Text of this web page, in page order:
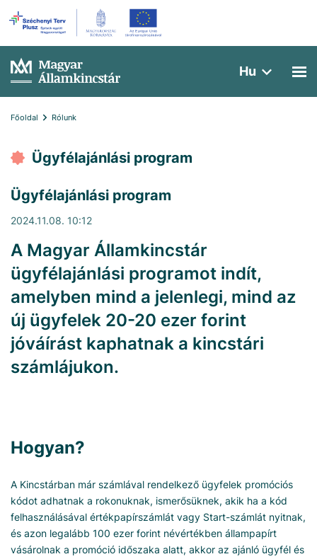
Hu
Főoldal Rólunk
Ügyfélajánlási program
Ügyfélajánlási program
2024.11.08. 10:12
A Magyar Államkincstár
ügyfélajánlási programot indít,
amelyben mind a jelenlegi, mind az
új ügyfelek 20-20 ezer forint
jóváírást kaphatnak a kincstári
számlájukon.
Hogyan?
A Kincstárban már számlával rendelkező ügyfelek promóciós
kódot adhatnak a rokonuknak, ismerősüknek, akik ha a kód
felhasználásával értékpapírszámlát vagy Start-számlát nyitnak,
és azon legalább 100 ezer forint névértékben állampapírt
vásárolnak a promóció időszaka alatt, akkor az ajánló ügyfél és